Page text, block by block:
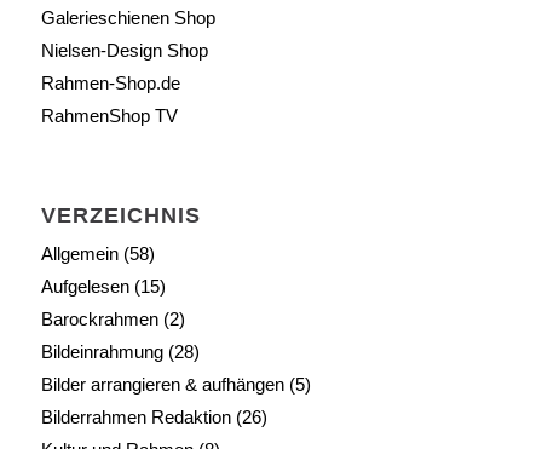
Galerieschienen Shop
Nielsen-Design Shop
Rahmen-Shop.de
RahmenShop TV
VERZEICHNIS
Allgemein(58)
Aufgelesen(15)
Barockrahmen(2)
Bildeinrahmung(28)
Bilder arrangieren & aufhängen(5)
Bilderrahmen Redaktion(26)